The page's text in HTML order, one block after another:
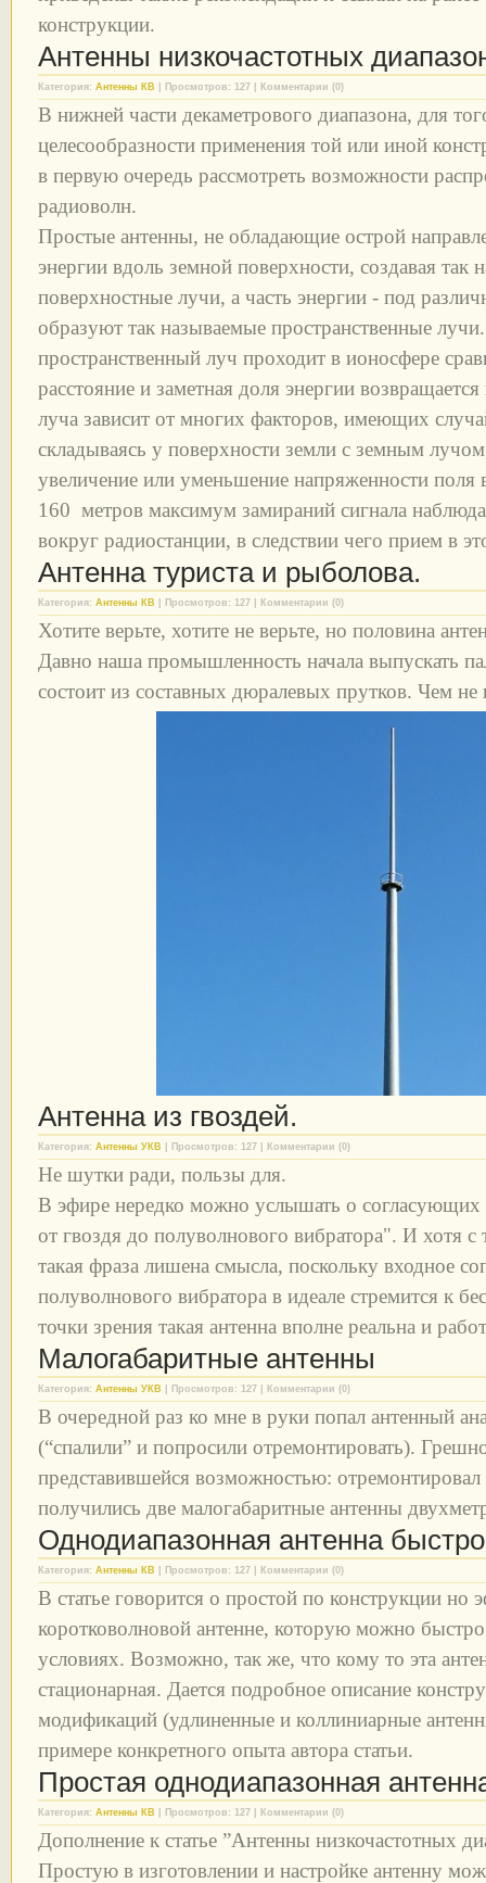
конструкции.
Антенны низкочастотных
Категория: Антенны КВ | Просмотров: 127 | Комментарии (0)
В нижней части декаметрового диапазона, для
целесообразности применения той или иной
в первую очередь рассмотреть возможности
радиоволн.
Простые антенны, не обладающие острой
энергии вдоль земной поверхности, создавая так
поверхностные лучи, а часть энергии - под
образуют так называемые пространственные
пространственный луч проходит в ионосфере
расстояние и заметная доля энергии
луча зависит от многих факторов, имеющих
складываясь у поверхности земли с земным
увеличение или уменьшение напряженности поля
160 метров максимум замираний сигнала
вокруг радиостанции, в следствии чего прием в
Антенна туриста и рыболова.
Категория: Антенны КВ | Просмотров: 127 | Комментарии (0)
Хотите верьте, хотите не верьте, но половина
Давно наша промышленность начала выпускать
состоит из составных дюралевых прутков. Чем не
Антенна из гвоздей.
Категория: Антенны УКВ | Просмотров: 127 | Комментарии (0)
Не шутки ради, пользы для.
В эфире нередко можно услышать о согласующих
от гвоздя до полуволнового вибратора". И хотя с
такая фраза лишена смысла, поскольку входное
полуволнового вибратора в идеале стремится к
точки зрения такая антенна вполне реальна и
Малогабаритные антенны
Категория: Антенны УКВ | Просмотров: 127 | Комментарии (0)
В очередной раз ко мне в руки попал антенный
(“спалили” и попросили отремонтировать).
представившейся возможностью:
получились две малогабаритные антенны
Однодиапазонная антенна
Категория: Антенны КВ | Просмотров: 127 | Комментарии (0)
В статье говорится о простой по конструкции но
коротковолновой антенне, которую можно
условиях. Возможно, так же, что кому то эта
стационарная. Дается подробное описание
модификаций (удлиненные и коллиниарные
примере конкретного опыта автора статьи.
Простая однодиапазонная
Категория: Антенны КВ | Просмотров: 127 | Комментарии (0)
Дополнение к статье ”Антенны низкочастотных
Простую в изготовлении и настройке антенну